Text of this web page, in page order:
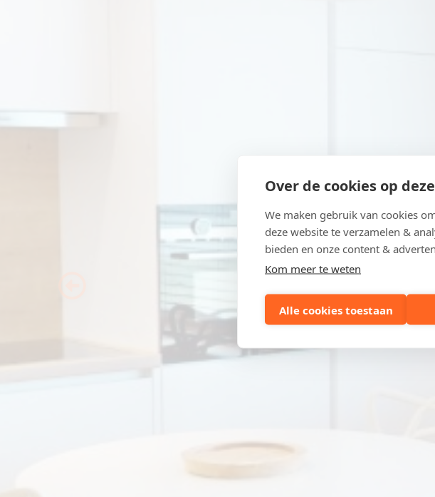
Over de cookies op
We maken gebruik van cookies
deze website te verzamelen &
bieden en onze content &
Kom meer te weten
Alle cookies toestaan